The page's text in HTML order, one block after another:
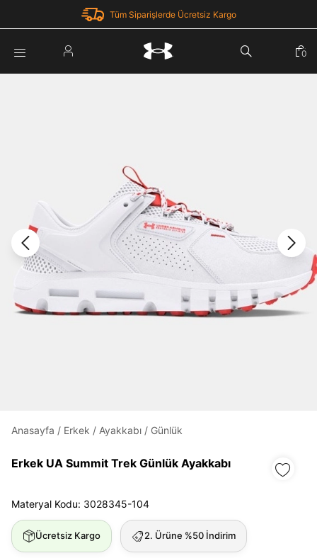
Tüm Siparişlerde Ücretsiz Kargo
Şifremi Unuttum
Giriş Yap
Under Armour'da yeni misiniz? Kayıt Ol
Üye Olmadan Devam Et
0
Anasayfa / Erkek / Ayakkabı / Günlük
Erkek UA Summit Trek Günlük Ayakkabı
Materyal Kodu: 3028345-104
Ücretsiz Kargo 2. Ürüne %50 İndirim
Parola Yenileme
Parolayı Yenile
Giriş Sayfasına Dön
Zaten hesabın var mı? Giriş yap
Giriş Yap
Şifre
göster